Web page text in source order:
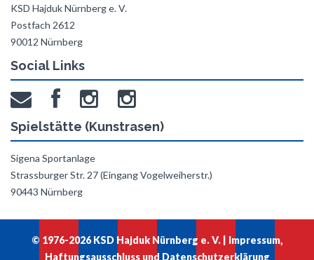
KSD Hajduk Nürnberg e. V.
Postfach 2612
90012 Nürnberg
Social Links
Spielstätte (Kunstrasen)
Sigena Sportanlage
Strassburger Str. 27 (Eingang Vogelweiherstr.)
90443 Nürnberg
© 1976-2026 KSD Hajduk Nürnberg e. V. | Impressum,
Haftungsausschluss und Datenschutzerklärung